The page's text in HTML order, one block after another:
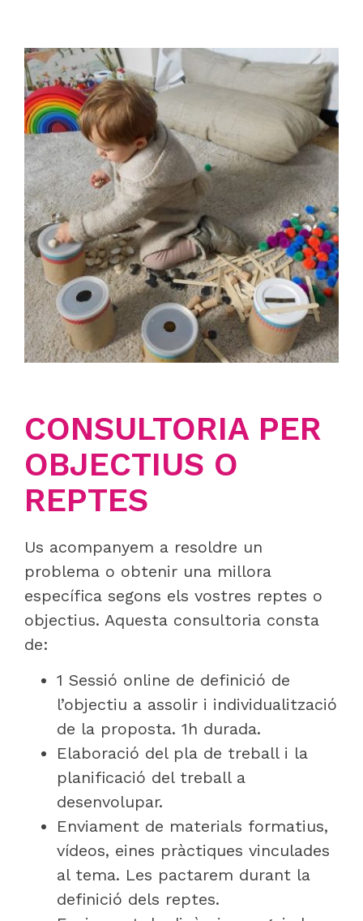
CONSULTORIA PER
OBJECTIUS O
REPTES
Us acompanyem a resoldre un
problema o obtenir una millora
específica segons els vostres reptes o
objectius. Aquesta consultoria consta
de:
1 Sessió online de definició de
l’objectiu a assolir i individualització
de la proposta. 1h durada.
Elaboració del pla de treball i la
planificació del treball a
desenvolupar.
Enviament de materials formatius,
vídeos, eines pràctiques vinculades
al tema. Les pactarem durant la
definició dels reptes.